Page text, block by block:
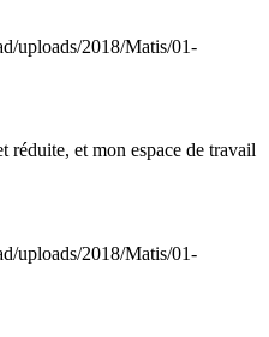
réduite, et mon espace de travail